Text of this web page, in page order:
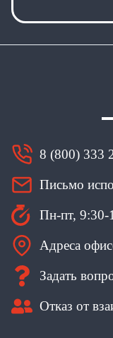
8 (800) 333
Письмо
Пн-пт, 9:30-
Адреса
Задать
Отказ от